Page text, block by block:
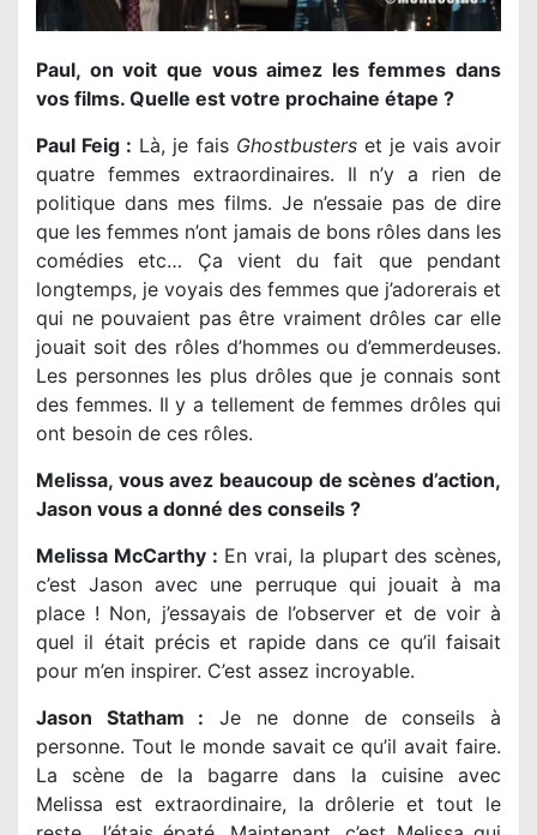
Paul, on voit que vous aimez les femmes dans
vos films. Quelle est votre prochaine étape ?
Paul Feig : Là, je fais Ghostbusterset je vais avoir
quatre femmes extraordinaires. Il n’y a rien de
politique dans mes films. Je n’essaie pas de dire
que les femmes n’ont jamais de bons rôles dans les
comédies etc… Ça vient du fait que pendant
longtemps, je voyais des femmes que j’adorerais et
qui ne pouvaient pas être vraiment drôles car elle
jouait soit des rôles d’hommes ou d’emmerdeuses.
Les personnes les plus drôles que je connais sont
des femmes. Il y a tellement de femmes drôles qui
ont besoin de ces rôles.
Melissa, vous avez beaucoup de scènes d’action,
Jason vous a donné des conseils ?
Melissa McCarthy : En vrai, la plupart des scènes,
c’est Jason avec une perruque qui jouait à ma
place ! Non, j’essayais de l’observer et de voir à
quel il était précis et rapide dans ce qu’il faisait
pour m’en inspirer. C’est assez incroyable.
Jason Statham : Je ne donne de conseils à
personne. Tout le monde savait ce qu’il avait faire.
La scène de la bagarre dans la cuisine avec
Melissa est extraordinaire, la drôlerie et tout le